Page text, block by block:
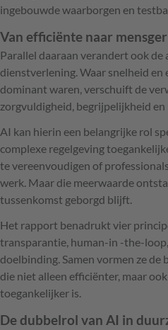
ingebouwde waarborgen en
Van efficiënte naar
Parallel daaraan verandert ook de
dienstverlening. Waar snelheid
dominant waren, verschuift de
zorgvuldigheid, begrijpelijkheid en
AI kan hierin een belangrijke rol
complexe regelgeving
te vereenvoudigen of
werk. Maar die meerwaarde
tussenkomst geborgd blijft.
Het rapport benadrukt vier
transparantie, human-in -the-
doelbinding. Samen vormen ze
die niet alleen efficiënter, maar
toegankelijker is.
De dubbelrol van AI in